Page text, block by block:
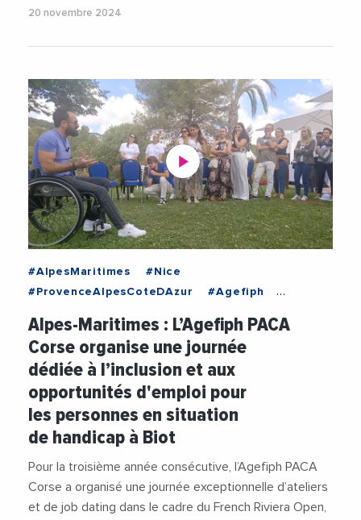
20 novembre 2024
#AlpesMaritimes
#Nice
#ProvenceAlpesCoteDAzur
#Agefiph
#CapEmploi
#Emploi
#FranceTravail
#Handicap
#Inclusion #LaPoste
Alpes-Maritimes : L’Agefiph PACA
Corse organise une journée
dédiée à l’inclusion et aux
opportunités d'emploi pour
les personnes en situation
de handicap à Biot
Pour la troisième année consécutive, l’Agefiph PACA
Corse a organisé une journée exceptionnelle d’ateliers
et de job dating dans le cadre du French Riviera Open,